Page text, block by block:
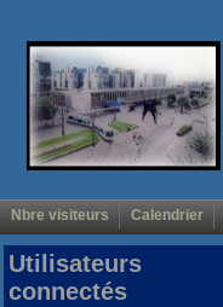
Nbre visiteurs Calendrier
Utilisateurs
connectés